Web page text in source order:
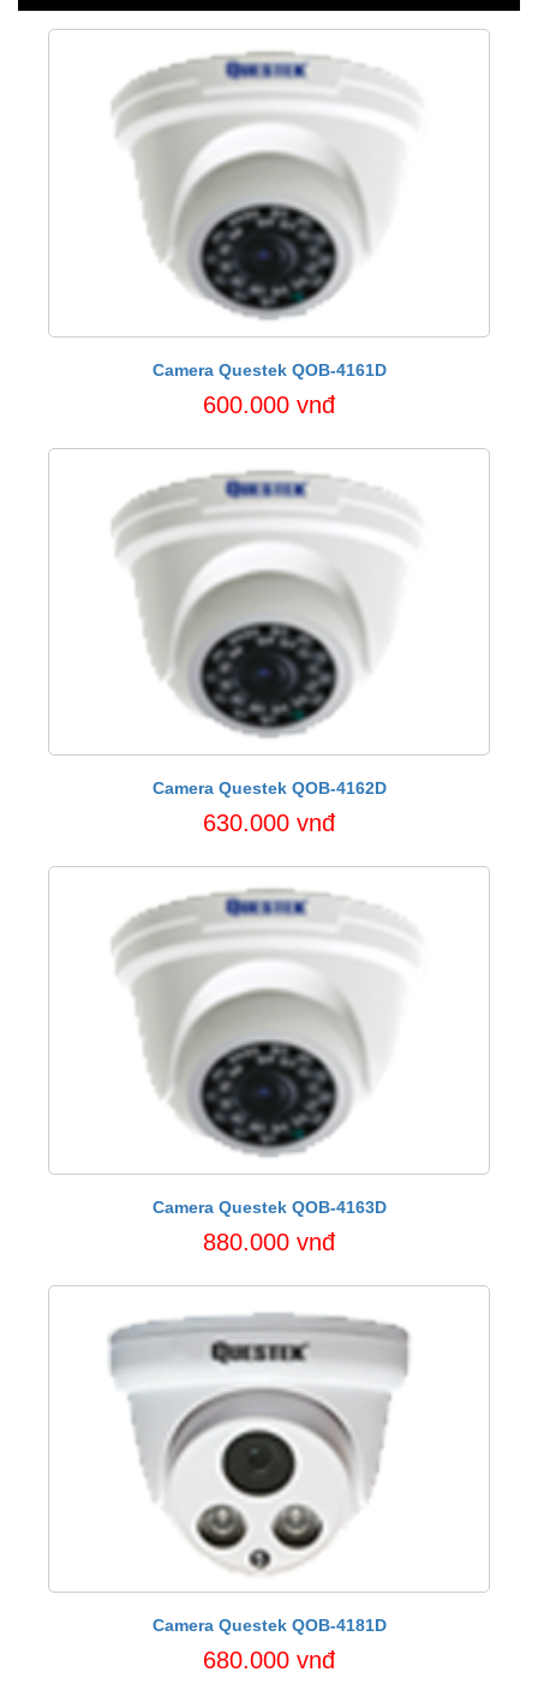
Camera Questek QOB-4161D
600.000 vnđ
Camera Questek QOB-4162D
630.000 vnđ
Camera Questek QOB-4163D
880.000 vnđ
Camera Questek QOB-4181D
680.000 vnđ